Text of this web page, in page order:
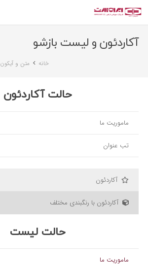
آکاردئون و لیست بازشو
خانه متن و آیکون
حالت آکاردئون
ماموریت ما
تب عنوان
آکاردئون
آکاردئون با رنگبندی مختلف
حالت لیست
ماموریت ما